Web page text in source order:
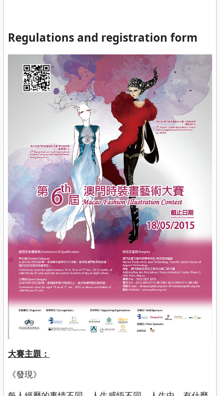
Regulations and registration form
大賽主題：
《發現》